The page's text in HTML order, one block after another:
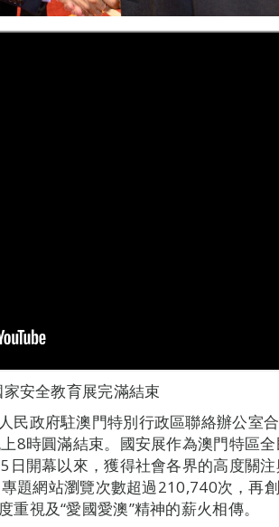
安全教育展完滿結束
民政府駐澳門特別行政區聯絡辦公室
8時圓滿結束。國安展作為澳門特區
日開幕以來，獲得社會各界的高度關
題網站瀏覽次數超過210,740次，再
視及“愛國愛澳”精神的薪火相傳。